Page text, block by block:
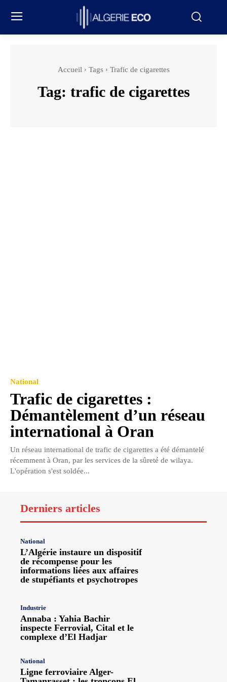
Accueil Tags Trafic de cigarettes
Tag: trafic de cigarettes
National
Trafic de cigarettes :
Démantèlement d’un réseau
international à Oran
Un réseau international de trafic de cigarettes a été démantelé
récemment à Oran, par les services de la sûreté de wilaya.
L'opération s'est soldée...
Derniers articles
National
L’Algérie instaure un dispositif
de récompense pour les
informations liées aux affaires
de stupéfiants et psychotropes
Industrie
Annaba : Yahia Bachir
inspecte Ferrovial, Cital et le
complexe d’El Hadjar
National
Ligne ferroviaire Alger-